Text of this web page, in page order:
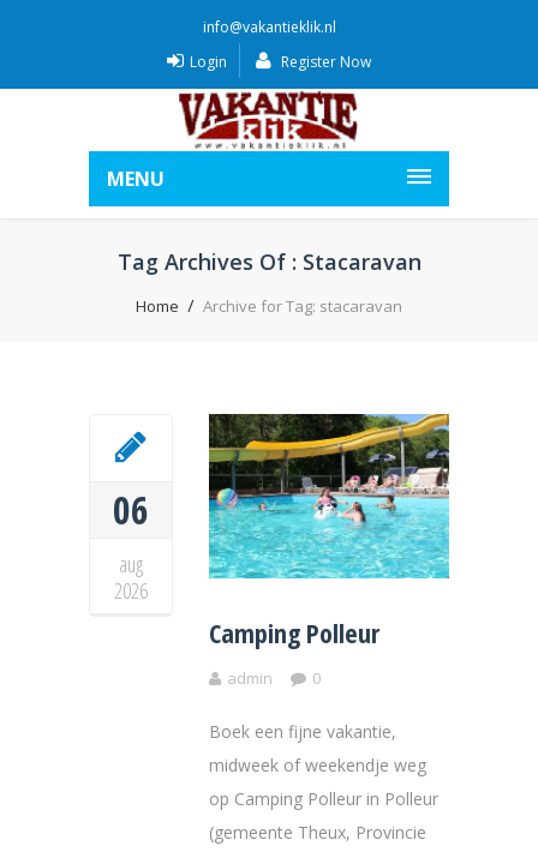
info@vakantieklik.nl
Login
Register Now
MENU
Tag Archives Of : Stacaravan
Home Archive for Tag: stacaravan
06
aug
2026
Camping Polleur
admin 0
Boek een fijne vakantie,
midweek of weekendje weg
op Camping Polleur in Polleur
(gemeente Theux, Provincie